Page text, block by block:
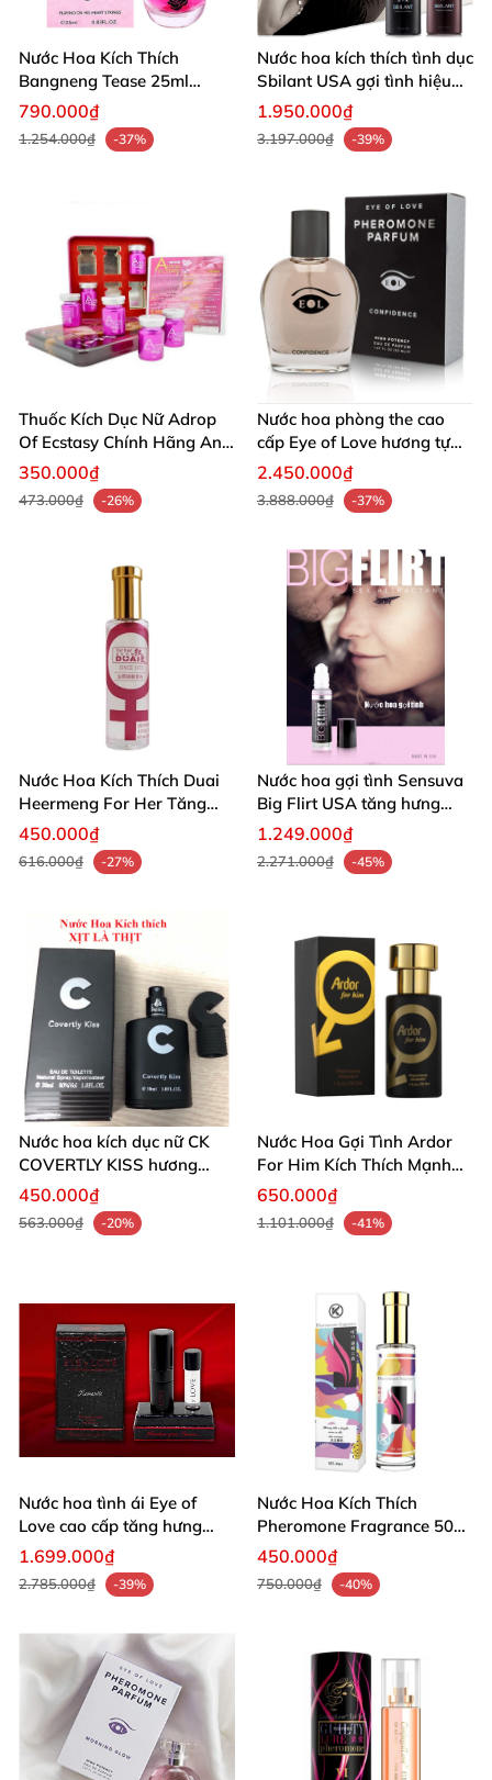
Nước Hoa Kích Thích
Bangneng Tease 25ml
Quyến Rũ Mạnh Mẽ
790.000₫
1.254.000₫ -37%
Nước hoa kích thích tình dục
Sbilant USA gợi tình hiệu
quả
1.950.000₫
3.197.000₫ -39%
Thuốc Kích Dục Nữ Adrop
Of Ecstasy Chính Hãng An
Toàn Tự Nhiên
350.000₫
473.000₫ -26%
Nước hoa phòng the cao
cấp Eye of Love hương tự
nhiên hưng phấn
2.450.000₫
3.888.000₫ -37%
Nước Hoa Kích Thích Duai
Heermeng For Her Tăng
Hưng Phấn Nữ
450.000₫
616.000₫ -27%
Nước hoa gợi tình Sensuva
Big Flirt USA tăng hưng
phấn lãng mạn
1.249.000₫
2.271.000₫ -45%
Nước hoa kích dục nữ CK
COVERTLY KISS hương
thơm quyến rũ
450.000₫
563.000₫ -20%
Nước Hoa Gợi Tình Ardor
For Him Kích Thích Mạnh
Mẽ
650.000₫
1.101.000₫ -41%
Nước hoa tình ái Eye of
Love cao cấp tăng hưng
phấn nam nữ
1.699.000₫
2.785.000₫ -39%
Nước Hoa Kích Thích
Pheromone Fragrance 50ml
Tăng Hứng Thú Yêu
450.000₫
750.000₫ -40%